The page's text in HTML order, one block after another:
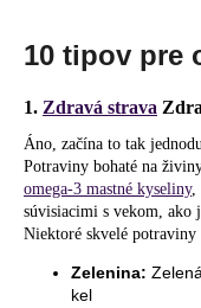
10 tipov pre
1. Zdravá strava
Áno, začína to tak
Potraviny bohaté na
omega-3 mastné kyseliny,
súvisiacimi s vekom, ako
Niektoré skvelé
Zelenina:
kel
e